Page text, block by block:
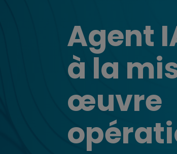
Agent
à la
œuvre